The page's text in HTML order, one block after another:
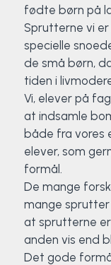
fødte børn på
Sprutterne vi
specielle
de små børn,
tiden i
Vi, elever på
at indsamle
både fra vores
elever, som
formål.
De mange
mange
at sprutterne
anden vis end
Det gode
Pardans
Rytmisk
Ski & snowboard
Spring
Styrketræning
Surf
SUP